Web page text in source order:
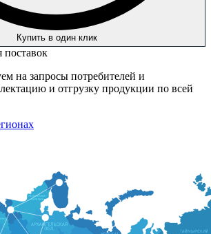
Купить в один клик
поставок
на запросы потребителей и
и отгрузку продукции по всей